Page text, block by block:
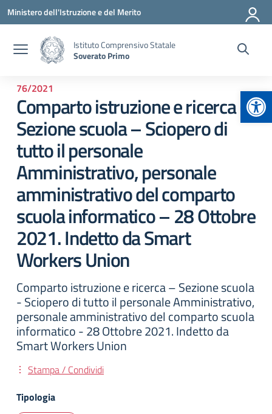
Vai ai contenuti
Vai al menu di navigazione
Vai al footer
Ministero dell'Istruzione e del Merito
Istituto Comprensivo Statale
Soverato Primo
76/2021
Comparto istruzione e ricerca –
Sezione scuola – Sciopero di
tutto il personale
Amministrativo, personale
amministrativo del comparto
scuola informatico – 28 Ottobre
2021. Indetto da Smart
Workers Union
Comparto istruzione e ricerca – Sezione scuola
- Sciopero di tutto il personale Amministrativo,
personale amministrativo del comparto scuola
informatico - 28 Ottobre 2021. Indetto da
Smart Workers Union
Stampa / Condividi
Tipologia